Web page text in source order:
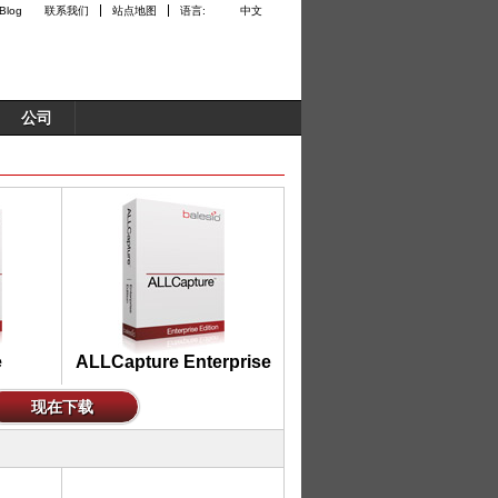
语言: 中文
联系我们 站点地图
公司
ALLCapture Enterprise
现在下载